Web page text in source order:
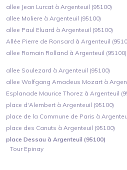
allee Jean Lurcat à Argenteuil (95100)
allee Moliere à Argenteuil (95100)
allee Paul Eluard à Argenteuil (95100)
Allée Pierre de Ronsard à Argenteuil
allee Romain Rolland à Argenteuil (95100)
allee Soulezard à Argenteuil (95100)
allee Wolfgang Amadeus Mozart à
Esplanade Maurice Thorez à Argenteuil
place d'Alembert à Argenteuil (95100)
place de la Commune de Paris à
place des Canuts à Argenteuil (95100)
place Dessau à Argenteuil (95100)
Tour Epinay